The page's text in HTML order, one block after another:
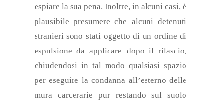
espiare la sua pena. Inoltre, in alcuni casi, è
plausibile presumere che alcuni detenuti
stranieri sono stati oggetto di un ordine di
espulsione da applicare dopo il rilascio,
chiudendosi in tal modo qualsiasi spazio
per eseguire la condanna all’esterno delle
mura carcerarie pur restando sul suolo